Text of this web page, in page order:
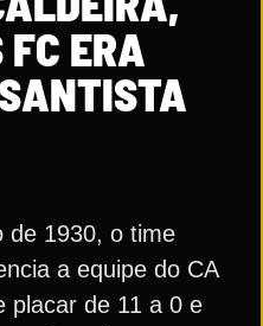
ERA
de 1930, o time
a equipe do CA
placar de 11 a 0 e